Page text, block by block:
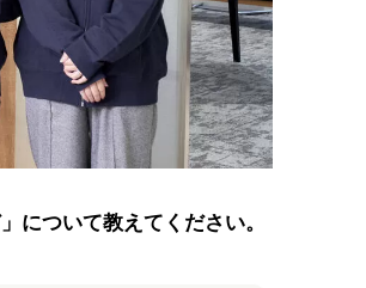
ついて教えてください。